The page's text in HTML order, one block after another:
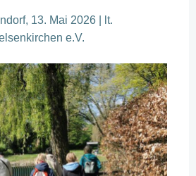
13. Mai 2026 | lt.
e.V.